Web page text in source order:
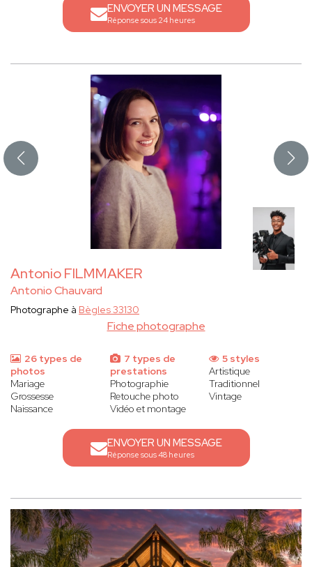
ENVOYER UN MESSAGE
Réponse sous 24 heures
Antonio FILMMAKER
Antonio Chauvard
Fiche photographe
Photographe à Bègles 33130
26 types de
photos
Mariage
Grossesse
Naissance
7 types de
prestations
Photographie
Retouche photo
Vidéo et montage
5 styles
Artistique
Traditionnel
Vintage
ENVOYER UN MESSAGE
Réponse sous 48 heures